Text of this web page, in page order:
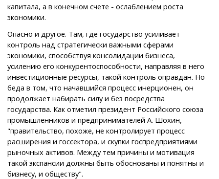
капитала, а в конечном счете - ослаблением роста
экономики.
Опасно и другое. Там, где государство усиливает
контроль над стратегически важными сферами
экономики, способствуя консолидации бизнеса,
усилению его конкурентоспособности, направляя в него
инвестиционные ресурсы, такой контроль оправдан. Но
беда в том, что начавшийся процесс инерционен, он
продолжает набирать силу и без посредства
государства. Как отметил президент Российского союза
промышленников и предпринимателей А. Шохин,
"правительство, похоже, не контролирует процесс
расширения и госсектора, и скупки госпредприятиями
рыночных активов. Между тем причины и мотивация
такой экспансии должны быть обоснованы и понятны и
бизнесу, и обществу".